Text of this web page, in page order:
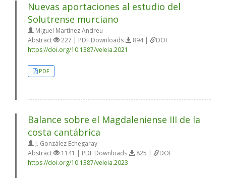
Nuevas aportaciones al estudio del
Solutrense murciano
Miguel Martínez Andreu
Abstract
227 | PDF Downloads 894 |
DOI
https://doi.org/10.1387/veleia.2021
PDF
Balance sobre el Magdaleniense III de la
costa cantábrica
J. González Echegaray
Abstract
1141 | PDF Downloads 825 |
DOI
https://doi.org/10.1387/veleia.2023